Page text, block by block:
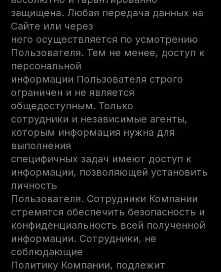
защищена. Любая передача данных на
Сайте или через
него осуществляется по усмотрению
Пользователя. Тем не менее, доступ к
персональной
информации Пользователя строго
ограничен и не является
общедоступным. Только
сотрудники и независимые агенты,
которым информация нужна для
выполнения
специфичных задач имеют доступ к
информации, позволяющей установить
личность
Пользователя. Сотрудники Компании
стремятся обеспечить безопасность и
конфиденциальность всей полученной
информации. Сотрудники, не
соблюдающие
Политику Компании, подлежит